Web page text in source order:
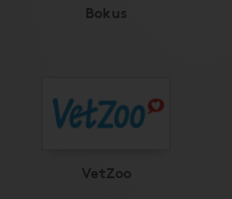
Bokus
VetZoo